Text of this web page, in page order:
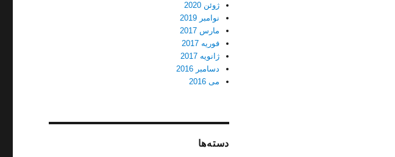
ژوئن 2020
نوامبر 2019
مارس 2017
فوریه 2017
ژانویه 2017
دسامبر 2016
می 2016
دسته‌ها